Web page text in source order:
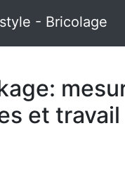
- Bricolage
et travail